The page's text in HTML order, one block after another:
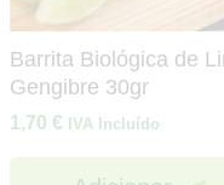
Barrita Biológica de
Gengibre 30gr
1,70€ IVA Incluído